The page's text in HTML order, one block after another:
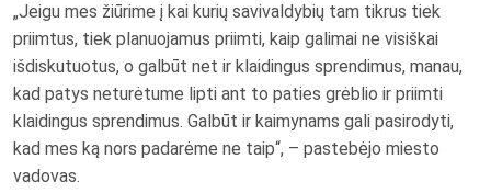
„Jeigu mes žiūrime į kai kurių savivaldybių tam tikrus tiek
priimtus, tiek planuojamus priimti, kaip galimai ne visiškai
išdiskutuotus, o galbūt net ir klaidingus sprendimus, manau,
kad patys neturėtume lipti ant to paties grėblio ir priimti
klaidingus sprendimus. Galbūt ir kaimynams gali pasirodyti,
kad mes ką nors padarėme ne taip“, – pastebėjo miesto
vadovas.